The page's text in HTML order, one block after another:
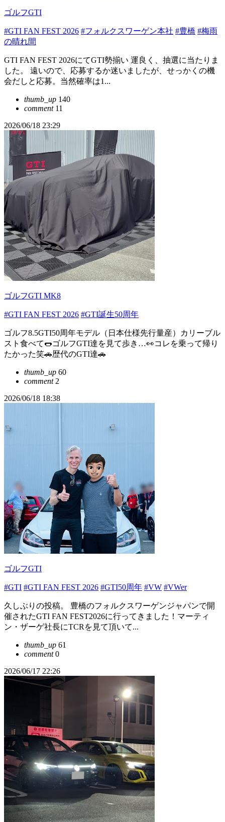
ゴルフGTI
#GTI FAN FEST 2026 #フォルクスワーゲン本社 #豊橋 #梅雨
の晴れ間
GTI FAN FEST 2026にてGTI勢揃い 運良く、抽選に当たりま
した。 遠いので、応募するか迷いましたが、せっかくの機
会だしと応募。当然確率は1...
thumb_up 140
comment11
2026/06/18 23:29
ゴルフGTI MK8
#GTI FAN FEST 2026 #GTI誕生50周年
ゴルフ8.5GTI50周年モデル（日本仕様先行量産）カリーブル
スト食べて🌭ゴルフGTI達を見て歩き…👀コレを乗って帰り
たかった笑🚗歴代のGTI達🚗
thumb_up 60
comment2
2026/06/18 18:38
ゴルフGTI
#GTI #GTI FAN FEST 2026 #GTI50周年 #VW #VWer
久しぶりの投稿。 豊橋のフォルクスワーゲンジャパンで開
催されたGTI FAN FEST2026に行ってきました！マーティ
ン・ザーゲ社長にTCRを見て頂いて...
thumb_up 61
comment0
2026/06/17 22:26